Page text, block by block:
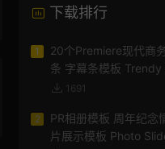
下载排行
1
20个Premiere现代商
条 字幕条模板
1691
2
PR相册模板 周年纪念
片展示模板 Photo